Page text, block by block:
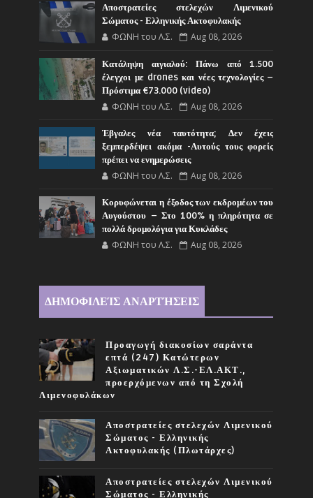
Αποστρατείες στελεχών Λιμενικού
Σώματος - Ελληνικής Ακτοφυλακής
ΦΩΝΗ του Λ.Σ. Aug 08, 2026
Κατάληψη αιγιαλού: Πάνω από 1.500
έλεγχοι με drones και νέες τεχνολογίες –
Πρόστιμα €73.000 (video)
ΦΩΝΗ του Λ.Σ. Aug 08, 2026
Έβγαλες νέα ταυτότητα; Δεν έχεις
ξεμπερδέψει ακόμα -Αυτούς τους φορείς
πρέπει να ενημερώσεις
ΦΩΝΗ του Λ.Σ. Aug 08, 2026
Κορυφώνεται η έξοδος των εκδρομέων του
Αυγούστου – Στο 100% η πληρότητα σε
πολλά δρομολόγια για Κυκλάδες
ΦΩΝΗ του Λ.Σ. Aug 08, 2026
ΔΗΜΟΦΙΛΕΊΣ ΑΝΑΡΤΉΣΕΙΣ
Προαγωγή διακοσίων σαράντα
επτά (247) Κατώτερων
Αξιωματικών Λ.Σ.-ΕΛ.ΑΚΤ.,
προερχόμενων από τη Σχολή
Λιμενοφυλάκων
Αποστρατείες στελεχών Λιμενικού
Σώματος - Ελληνικής
Ακτοφυλακής (Πλωτάρχες)
Αποστρατείες στελεχών Λιμενικού
Σώματος - Ελληνικής